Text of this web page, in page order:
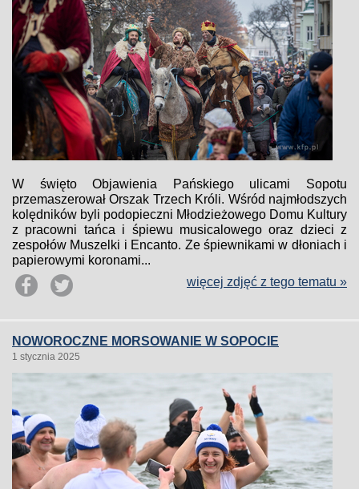
W święto Objawienia Pańskiego ulicami Sopotu
przemaszerował Orszak Trzech Króli. Wśród najmłodszych
kolędników byli podopieczni Młodzieżowego Domu Kultury
z pracowni tańca i śpiewu musicalowego oraz dzieci z
zespołów Muszelki i Encanto. Ze śpiewnikami w dłoniach i
papierowymi koronami...
więcej zdjęć z tego tematu »
NOWOROCZNE MORSOWANIE W SOPOCIE
1 stycznia 2025